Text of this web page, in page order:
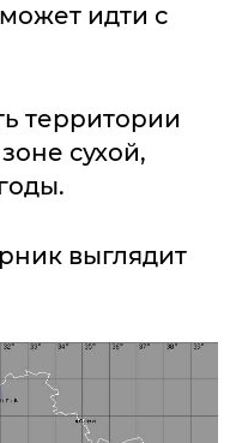
идти с
территории
сухой,
выглядит